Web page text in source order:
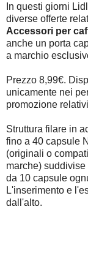
In questi giorni
diverse offerte
Accessori per
anche un porta
a marchio
Prezzo 8,99€.
unicamente nei
promozione
Struttura filare in
fino a 40 capsule
(originali o
marche)
da 10 capsule
L'inserimento e
dall'alto.